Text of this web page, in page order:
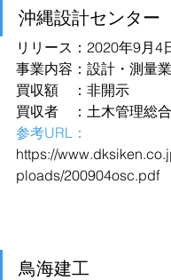
沖縄設計センター
リリース：2020年9月4
事業内容：設計・測量
買収額　：非開示
買収者　：土木管理総
参考URL：
https://
ploads/200904osc.pdf
鳥海建工